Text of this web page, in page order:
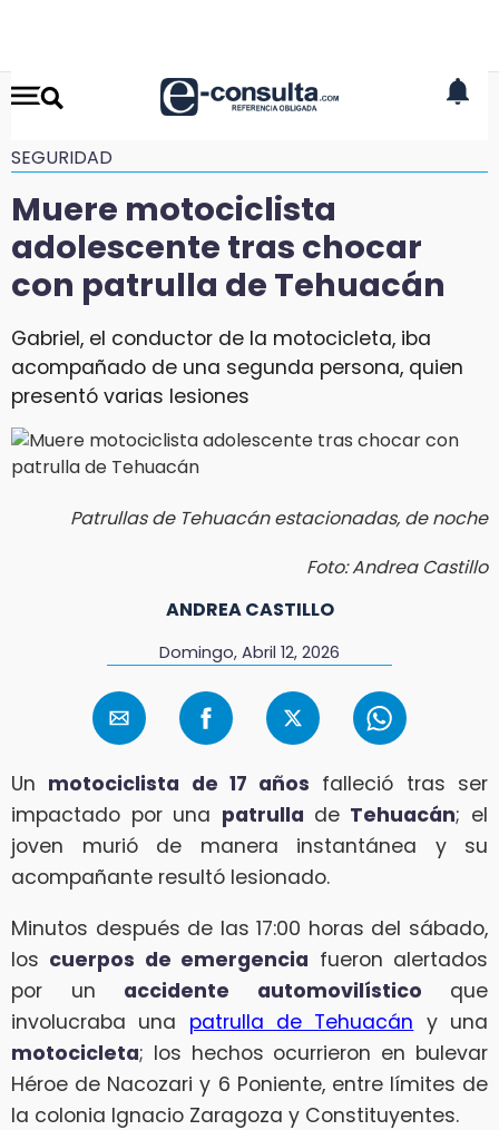
SEGURIDAD
Muere motociclista
adolescente tras chocar
con patrulla de Tehuacán
Gabriel, el conductor de la motocicleta, iba
acompañado de una segunda persona, quien
presentó varias lesiones
Patrullas de Tehuacán estacionadas, de noche
Foto: Andrea Castillo
ANDREA CASTILLO
Domingo, Abril 12, 2026
Un motociclista de 17 años falleció tras ser
impactado por una patrulla de Tehuacán; el
joven murió de manera instantánea y su
acompañante resultó lesionado.
Minutos después de las 17:00 horas del sábado,
los cuerpos de emergencia fueron alertados
por un accidente automovilístico que
involucraba una patrulla de Tehuacán y una
motocicleta; los hechos ocurrieron en bulevar
Héroe de Nacozari y 6 Poniente, entre límites de
la colonia Ignacio Zaragoza y Constituyentes.